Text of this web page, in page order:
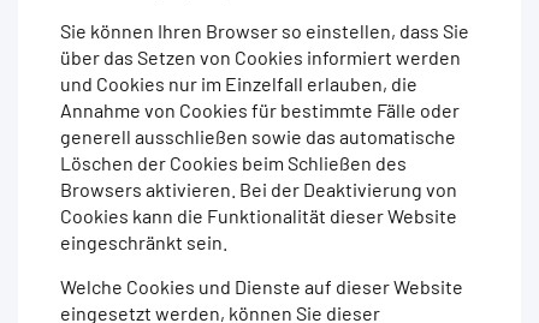
Sie können Ihren Browser so einstellen, dass Sie
über das Setzen von Cookies informiert werden
und Cookies nur im Einzelfall erlauben, die
Annahme von Cookies für bestimmte Fälle oder
generell ausschließen sowie das automatische
Löschen der Cookies beim Schließen des
Browsers aktivieren. Bei der Deaktivierung von
Cookies kann die Funktionalität dieser Website
eingeschränkt sein.
Welche Cookies und Dienste auf dieser Website
eingesetzt werden, können Sie dieser